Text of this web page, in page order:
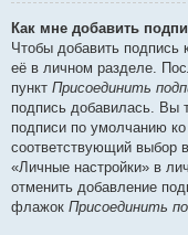
Как мне добавить
Чтобы добавить
её в личном разделе.
пункт Присоединить
подпись добавилась. Вы
подписи по умолчанию
соответствующий выбор
«Личные настройки» в
отменить добавление
флажок Присоединить